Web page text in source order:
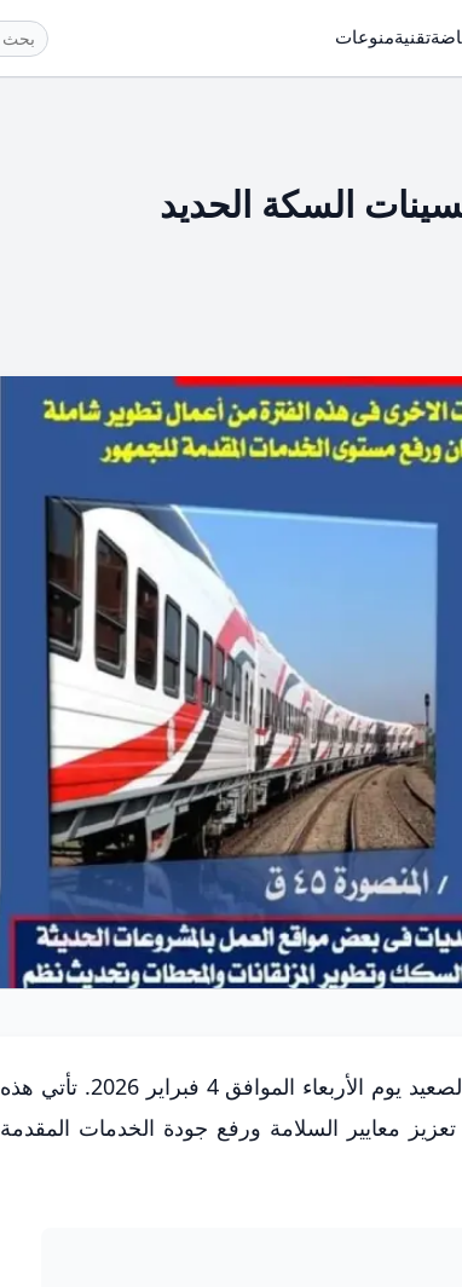
تقنيةمنوعات
أعلنت هيئة السكة الحديد عن جدول التأخيرات المتوقعة لقطارات الصعيد يوم الأربعاء الموافق 4 فبراير 2026. تأتي هذه
تعزيز معايير السلامة ورفع جودة الخدمات المقدمة